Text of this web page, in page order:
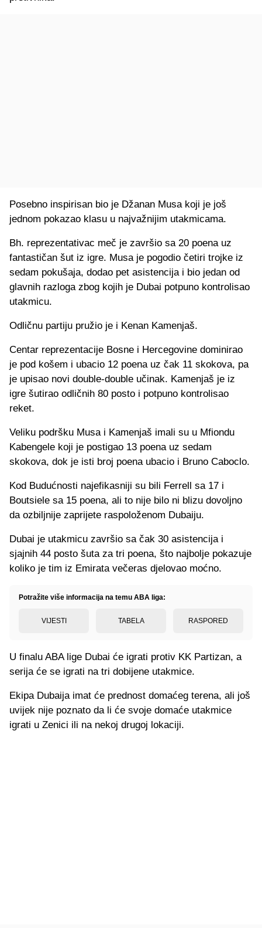
Posebno inspirisan bio je Džanan Musa koji je još
jednom pokazao klasu u najvažnijim utakmicama.
Bh. reprezentativac meč je završio sa 20 poena uz
fantastičan šut iz igre. Musa je pogodio četiri trojke iz
sedam pokušaja, dodao pet asistencija i bio jedan od
glavnih razloga zbog kojih je Dubai potpuno kontrolisao
utakmicu.
Odličnu partiju pružio je i Kenan Kamenjaš.
Centar reprezentacije Bosne i Hercegovine dominirao
je pod košem i ubacio 12 poena uz čak 11 skokova, pa
je upisao novi double-double učinak. Kamenjaš je iz
igre šutirao odličnih 80 posto i potpuno kontrolisao
reket.
Veliku podršku Musa i Kamenjaš imali su u Mfiondu
Kabengele koji je postigao 13 poena uz sedam
skokova, dok je isti broj poena ubacio i Bruno Caboclo.
Kod Budućnosti najefikasniji su bili Ferrell sa 17 i
Boutsiele sa 15 poena, ali to nije bilo ni blizu dovoljno
da ozbiljnije zaprijete raspoloženom Dubaiju.
Dubai je utakmicu završio sa čak 30 asistencija i
sjajnih 44 posto šuta za tri poena, što najbolje pokazuje
koliko je tim iz Emirata večeras djelovao moćno.
Potražite više informacija na temu ABA liga:
VIJESTI TABELA RASPORED
U finalu ABA lige Dubai će igrati protiv KK Partizan, a
serija će se igrati na tri dobijene utakmice.
Ekipa Dubaija imat će prednost domaćeg terena, ali još
uvijek nije poznato da li će svoje domaće utakmice
igrati u Zenici ili na nekoj drugoj lokaciji.